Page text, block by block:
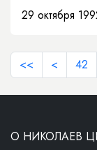
29 октября
<< < 42
О НИКОЛАЕВ